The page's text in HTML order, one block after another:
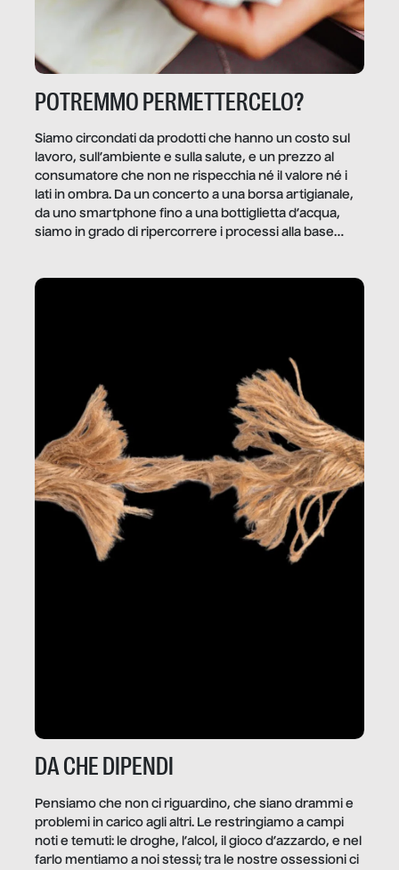
POTREMMO PERMETTERCELO?
Siamo circondati da prodotti che hanno un costo sul
lavoro, sull’ambiente e sulla salute, e un prezzo al
consumatore che non ne rispecchia né il valore né i
lati in ombra. Da un concerto a una borsa artigianale,
da uno smartphone fino a una bottiglietta d’acqua,
siamo in grado di ripercorrere i processi alla base
dietro gli oggetti e i servizi che fanno la nostra vita
DA CHE DIPENDI
Pensiamo che non ci riguardino, che siano drammi e
problemi in carico agli altri. Le restringiamo a campi
noti e temuti: le droghe, l’alcol, il gioco d’azzardo, e nel
farlo mentiamo a noi stessi; tra le nostre ossessioni ci